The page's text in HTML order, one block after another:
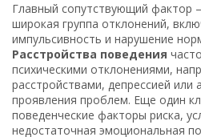
Главный сопутствующий фактор –
широкая группа отклонений,
импульсивность и нарушение
Расстройства поведения
психическими отклонениями,
расстройствами, депрессией или
проявления проблем. Еще один
поведенческие факторы риска,
недостаточная эмоциональная